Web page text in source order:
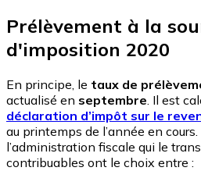
Prélèvement à la
d'imposition 2020
En principe, le taux de
actualisé en septembre . Il est
déclaration d’impôt sur le
au printemps de l’année en cours.
l’administration fiscale qui le
contribuables ont le choix entre :